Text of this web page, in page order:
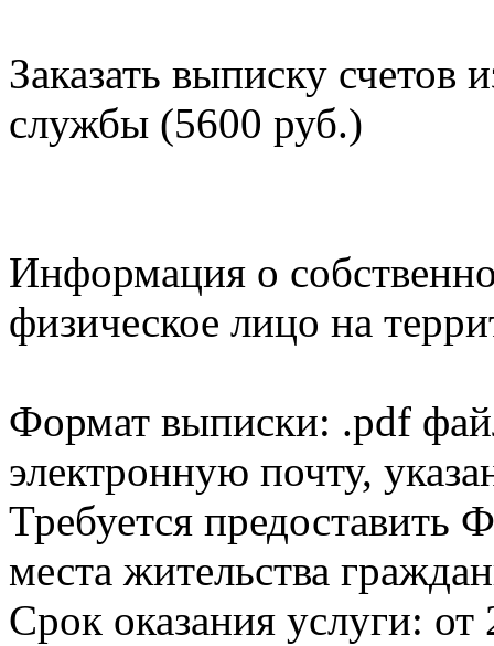
Заказать выписку счетов
службы (5600 руб.)
Информация о
физическое лицо на
Формат выписки: .pdf
электронную почту,
Требуется
места жительства
Срок оказания услуги: от